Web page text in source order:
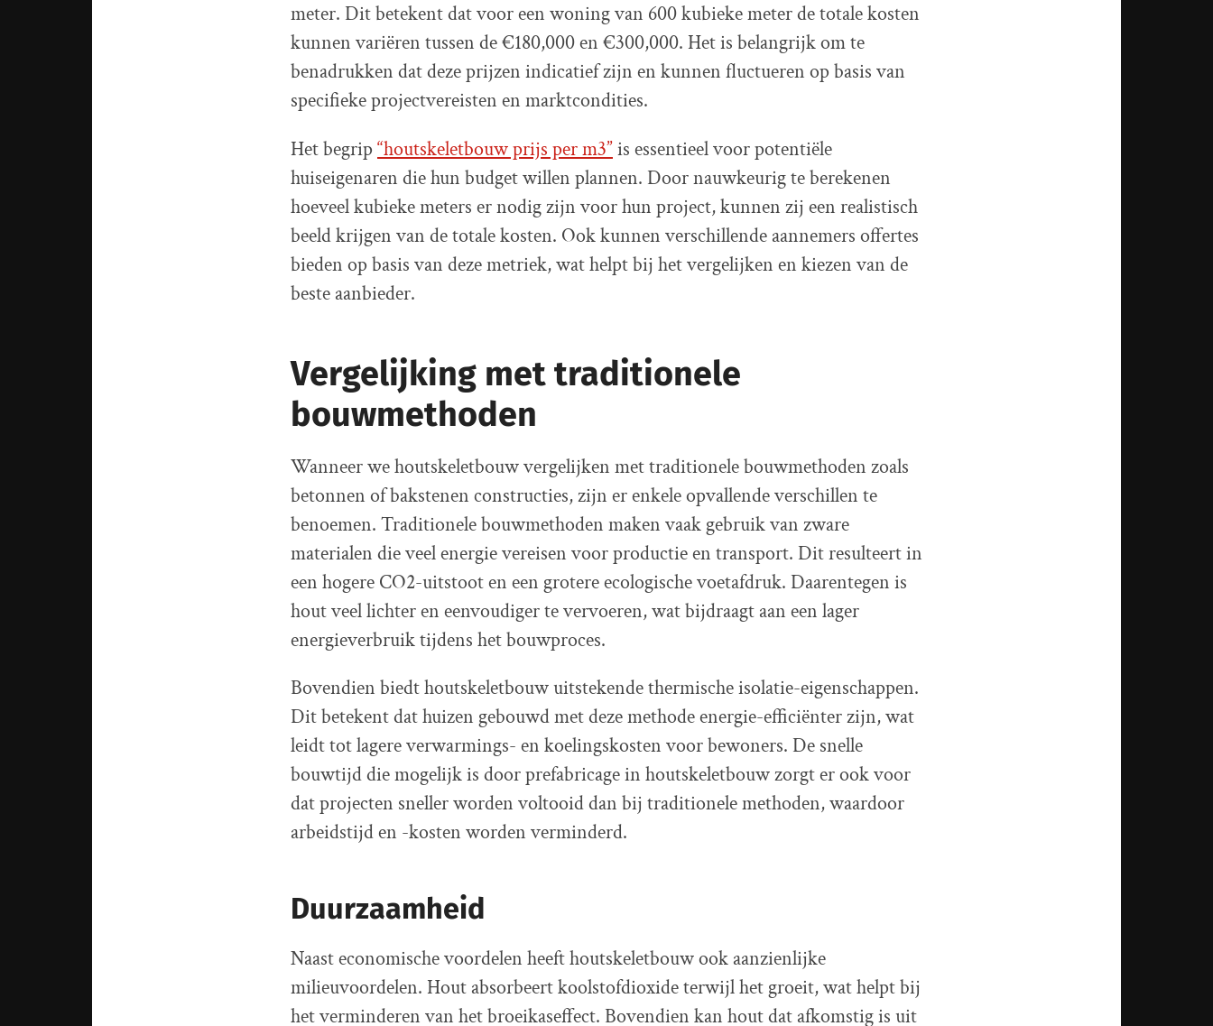
meter. Dit betekent dat voor een woning van 600 kubieke meter de totale kosten
kunnen variëren tussen de €180,000 en €300,000. Het is belangrijk om te
benadrukken dat deze prijzen indicatief zijn en kunnen fluctueren op basis van
specifieke projectvereisten en marktcondities.
Het begrip“houtskeletbouw prijs per m3”is essentieel voor potentiële
huiseigenaren die hun budget willen plannen. Door nauwkeurig te berekenen
hoeveel kubieke meters er nodig zijn voor hun project, kunnen zij een realistisch
beeld krijgen van de totale kosten. Ook kunnen verschillende aannemers offertes
bieden op basis van deze metriek, wat helpt bij het vergelijken en kiezen van de
beste aanbieder.
Vergelijking met traditionele
bouwmethoden
Wanneer we houtskeletbouw vergelijken met traditionele bouwmethoden zoals
betonnen of bakstenen constructies, zijn er enkele opvallende verschillen te
benoemen. Traditionele bouwmethoden maken vaak gebruik van zware
materialen die veel energie vereisen voor productie en transport. Dit resulteert in
een hogere CO2-uitstoot en een grotere ecologische voetafdruk. Daarentegen is
hout veel lichter en eenvoudiger te vervoeren, wat bijdraagt aan een lager
energieverbruik tijdens het bouwproces.
Bovendien biedt houtskeletbouw uitstekende thermische isolatie-eigenschappen.
Dit betekent dat huizen gebouwd met deze methode energie-efficiënter zijn, wat
leidt tot lagere verwarmings- en koelingskosten voor bewoners. De snelle
bouwtijd die mogelijk is door prefabricage in houtskeletbouw zorgt er ook voor
dat projecten sneller worden voltooid dan bij traditionele methoden, waardoor
arbeidstijd en -kosten worden verminderd.
Duurzaamheid
Naast economische voordelen heeft houtskeletbouw ook aanzienlijke
milieuvoordelen. Hout absorbeert koolstofdioxide terwijl het groeit, wat helpt bij
het verminderen van het broeikaseffect. Bovendien kan hout dat afkomstig is uit